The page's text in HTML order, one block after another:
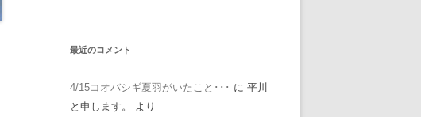
最近のコメント
4/15コオバシギ夏羽がいたこと･･･ に 平川
と申します。
より